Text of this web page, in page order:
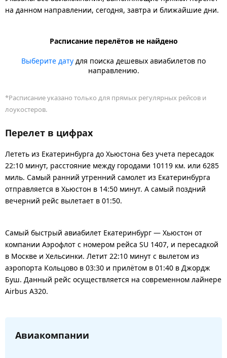
на данном направлении, сегодня, завтра и ближайшие дни.
Расписание перелётов не найдено
Выберите дату для поиска дешевых авиабилетов по
направлению.
*Расписание указано только для прямых регулярных рейсов и
лоукостеров.
Перелет в цифрах
Лететь из Екатеринбурга до Хьюстона без учета пересадок
22:10 минут, расстояние между городами 10119 км. или 6285
миль. Самый ранний утренний самолет из Екатеринбурга
отправляется в Хьюстон в 14:50 минут. А самый поздний
вечерний рейс вылетает в 01:50.
Самый быстрый авиабилет Екатеринбург — Хьюстон от
компании Аэрофлот с номером рейса SU 1407, и пересадкой
в Москве и Хельсинки. Летит 22:10 минут с вылетом из
аэропорта Кольцово в 03:30 и прилётом в 01:40 в Джордж
Буш. Данный рейс осуществляется на современном лайнере
Airbus A320.
Авиакомпании